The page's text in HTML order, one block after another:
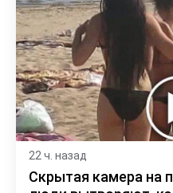
22 ч. назад
Скрытая камера на